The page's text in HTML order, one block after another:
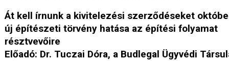
Át kell írnunk a kivitelezési szerződéseket
új építészeti törvény hatása az építési folyamat
résztvevőire
Előadó: Dr. Tuczai Dóra, a Budlegal Ügyvédi